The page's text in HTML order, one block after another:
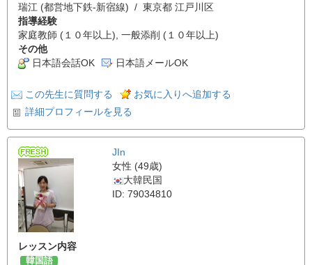
瑞江 (都営地下鉄-新宿線) / 東京都 江戸川区
指導経験
家庭教師 (１０年以上), 一般添削 (１０年以上)
その他
日本語会話OK
日本語メールOK
この先生に質問する
お気に入りへ追加する
詳細プロフィールを見る
JIn
女性 (49歳)
大韓民国
ID: 79034810
レッスン内容
韓国語